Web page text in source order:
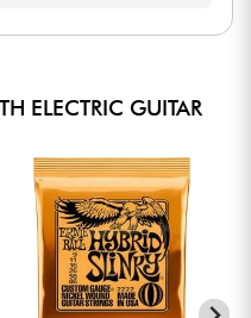
ELECTRIC GUITAR